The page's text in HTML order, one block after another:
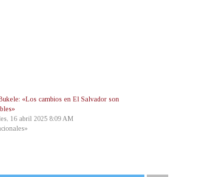
«Los cambios en El Salvador son
16 abril 2025 8:09 AM